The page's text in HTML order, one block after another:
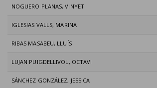
NOGUERO PLANAS, VINYET
IGLESIAS VALLS, MARINA
RIBAS MASABEU, LLUÍS
LUJAN PUIGDELLIVOL, OCTAVI
SÁNCHEZ GONZÁLEZ, JESSICA